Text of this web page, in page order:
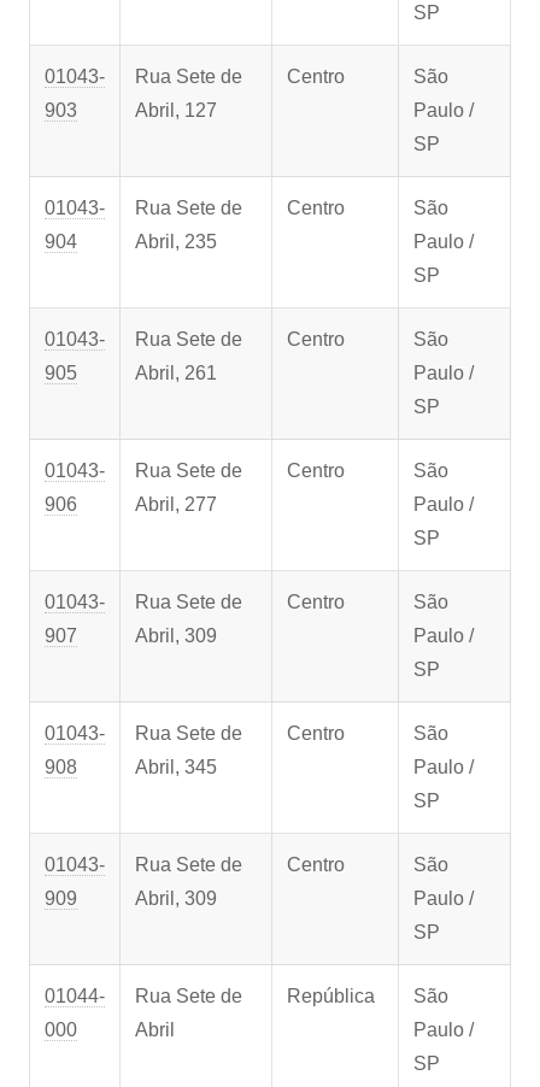
SP
01043-
903
Rua Sete de
Abril, 127
Centro
São
Paulo /
SP
01043-
904
Rua Sete de
Abril, 235
Centro
São
Paulo /
SP
01043-
905
Rua Sete de
Abril, 261
Centro
São
Paulo /
SP
01043-
906
Rua Sete de
Abril, 277
Centro
São
Paulo /
SP
01043-
907
Rua Sete de
Abril, 309
Centro
São
Paulo /
SP
01043-
908
Rua Sete de
Abril, 345
Centro
São
Paulo /
SP
01043-
909
Rua Sete de
Abril, 309
Centro
São
Paulo /
SP
01044-
000
Rua Sete de
Abril
República
São
Paulo /
SP